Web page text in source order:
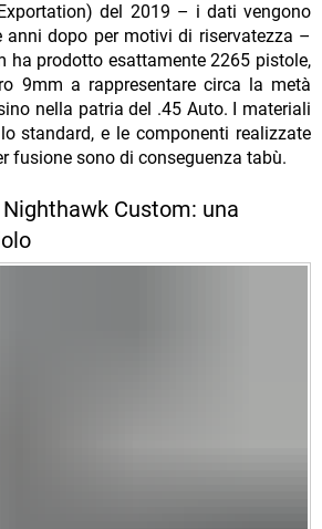
del 2019 – i dati vengono
anni dopo per motivi di riservatezza –
ha prodotto esattamente 2265 pistole,
9mm a rappresentare circa la metà
nella patria del .45 Auto. I materiali
standard, e le componenti realizzate
fusione sono di conseguenza tabù.
Custom: una